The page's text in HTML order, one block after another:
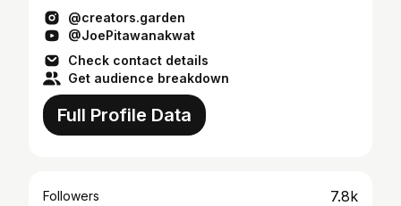
@creators.garden
@JoePitawanakwat
Check contact details
Get audience breakdown
Full Profile Data
Followers 7.8k